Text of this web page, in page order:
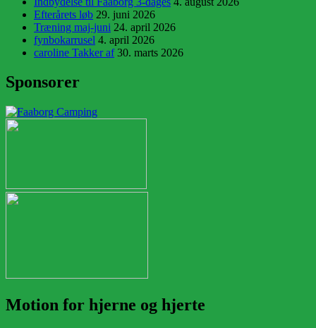
Efterårets løb 29. juni 2026
Træning maj-juni 24. april 2026
fynbokarrusel 4. april 2026
caroline Takker af 30. marts 2026
Sponsorer
Motion for hjerne og hjerte